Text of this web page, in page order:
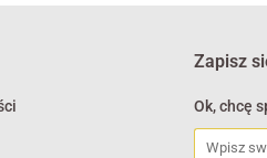
Zapisz
Ok, chcę